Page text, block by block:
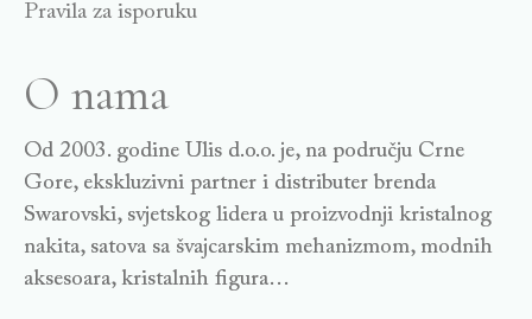
Pravila za isporuku
O nama
Od 2003. godine Ulis d.o.o. je, na području Crne
Gore, ekskluzivni partner i distributer brenda
Swarovski, svjetskog lidera u proizvodnji kristalnog
nakita, satova sa švajcarskim mehanizmom, modnih
aksesoara, kristalnih figura…